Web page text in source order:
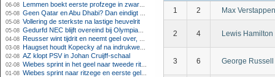
06-08 Lemmen boekt eerste profzege in zware Ronde van Polen-rit
05-08 Geen Qatar en Abu Dhabi? Dan eindigt Formule 1-seizoen mogelijk in Europa
05-08 Vollering de sterkste na lastige heuvelrit
05-08 Gedurfd NEC blijft overeind bij Olympiakos
04-08 Reusser wint tijdrit en neemt geel over, Nooijen knap tweede
03-08 Haugset houdt Kopecky af na indrukwekkende solo van 86 kilometer
02-08 AZ klopt PSV in Johan Cruijff-schaal
02-08 Wiebes sprint in het geel naar tweede ritzege
01-08 Wiebes sprint naar ritzege en eerste gele trui in Tour Femmes
1 2 Max Verstappen
2 4 Lewis Hamilton
3 6 George Russell